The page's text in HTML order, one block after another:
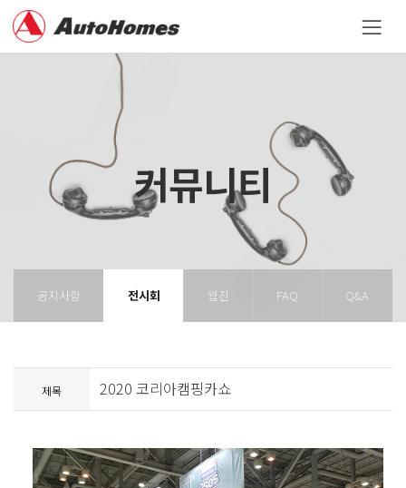
커뮤니티
공지사항 전시회 웹진 FAQ Q&A
제목 2020 코리아캠핑카쇼